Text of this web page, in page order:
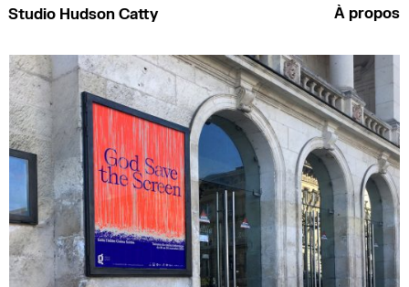
À propos
Studio Hudson Catty